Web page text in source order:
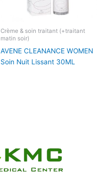
Crème & soin traitant (+traitant
matin soir)
AVENE CLEANANCE WOMEN
Soin Nuit Lissant 30ML